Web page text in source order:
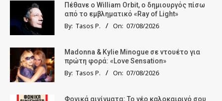
Πέθανε ο William Orbit, ο δημιουργός πίσω
από το εμβληματικό «Ray of Light»
By: Tasos P. On: 07/08/2026
Madonna & Kylie Minogue σε ντουέτο για
πρώτη φορά: «Love Sensation»
By: Tasos P. On: 07/08/2026
Φονικά αινίγματα: Το νέο καλοκαιρινό σου